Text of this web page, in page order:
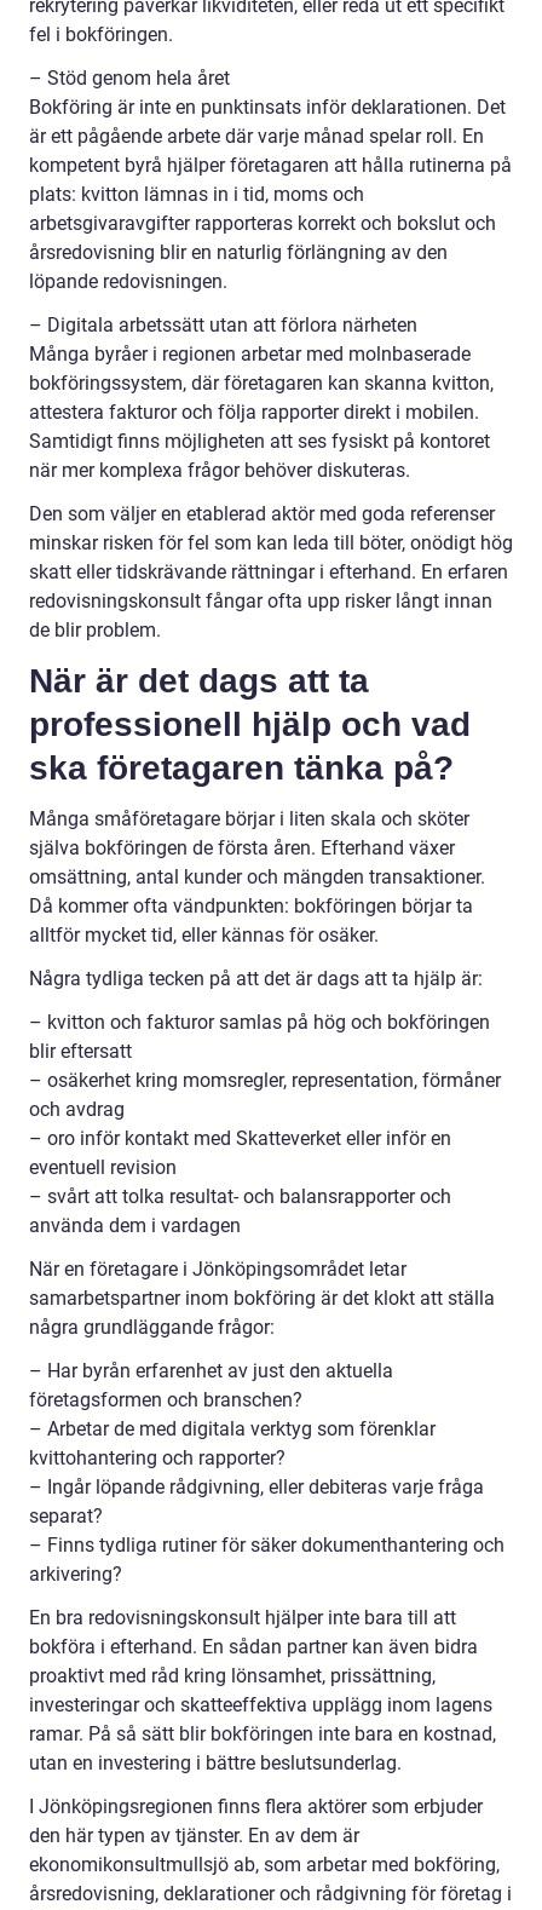
rekrytering påverkar likviditeten, eller reda ut ett specifikt
fel i bokföringen.
– Stöd genom hela året
Bokföring är inte en punktinsats inför deklarationen. Det
är ett pågående arbete där varje månad spelar roll. En
kompetent byrå hjälper företagaren att hålla rutinerna på
plats: kvitton lämnas in i tid, moms och
arbetsgivaravgifter rapporteras korrekt och bokslut och
årsredovisning blir en naturlig förlängning av den
löpande redovisningen.
– Digitala arbetssätt utan att förlora närheten
Många byråer i regionen arbetar med molnbaserade
bokföringssystem, där företagaren kan skanna kvitton,
attestera fakturor och följa rapporter direkt i mobilen.
Samtidigt finns möjligheten att ses fysiskt på kontoret
när mer komplexa frågor behöver diskuteras.
Den som väljer en etablerad aktör med goda referenser
minskar risken för fel som kan leda till böter, onödigt hög
skatt eller tidskrävande rättningar i efterhand. En erfaren
redovisningskonsult fångar ofta upp risker långt innan
de blir problem.
När är det dags att ta
professionell hjälp och vad
ska företagaren tänka på?
Många småföretagare börjar i liten skala och sköter
själva bokföringen de första åren. Efterhand växer
omsättning, antal kunder och mängden transaktioner.
Då kommer ofta vändpunkten: bokföringen börjar ta
alltför mycket tid, eller kännas för osäker.
Några tydliga tecken på att det är dags att ta hjälp är:
– kvitton och fakturor samlas på hög och bokföringen
blir eftersatt
– osäkerhet kring momsregler, representation, förmåner
och avdrag
– oro inför kontakt med Skatteverket eller inför en
eventuell revision
– svårt att tolka resultat- och balansrapporter och
använda dem i vardagen
När en företagare i Jönköpingsområdet letar
samarbetspartner inom bokföring är det klokt att ställa
några grundläggande frågor:
– Har byrån erfarenhet av just den aktuella
företagsformen och branschen?
– Arbetar de med digitala verktyg som förenklar
kvittohantering och rapporter?
– Ingår löpande rådgivning, eller debiteras varje fråga
separat?
– Finns tydliga rutiner för säker dokumenthantering och
arkivering?
En bra redovisningskonsult hjälper inte bara till att
bokföra i efterhand. En sådan partner kan även bidra
proaktivt med råd kring lönsamhet, prissättning,
investeringar och skatteeffektiva upplägg inom lagens
ramar. På så sätt blir bokföringen inte bara en kostnad,
utan en investering i bättre beslutsunderlag.
I Jönköpingsregionen finns flera aktörer som erbjuder
den här typen av tjänster. En av dem är
ekonomikonsultmullsjö ab, som arbetar med bokföring,
årsredovisning, deklarationer och rådgivning för företag i